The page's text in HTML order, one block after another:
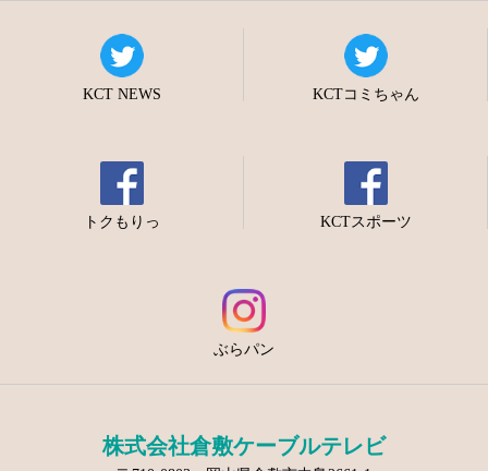
KCT NEWS KCTコミちゃん
トクもりっ KCTスポーツ
ぶらパン
株式会社倉敷ケーブルテレビ